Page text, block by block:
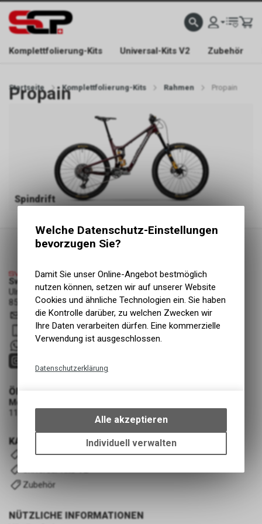
ERREICHBAR NUR WÄHREND DER ÖFFNUNGSZEITEN. GRATIS VERSAND AB
Komplettfolierung-Kits Universal-Kits V2 Zubehör
Startseite Komplettfolierung-Kits Rahmen Propain
Propain
Spindrift
Swiss Cycle Protection - Fabian Löhrer
Ulmenstrasse 3a
8500 Frauenfeld
info@ swisscycleprotection.ch
079 552 85 00
+41 79 5528500
KATEGORIEN
Komplettfolierung-Kits
Zubehör
NÜTZLICHE INFORMATIONEN
ÖFFNUNGSZEITEN
Montag - Mittwoch
11:00 - 19:00 Uhr (nach Vereinbarung)
Welche Datenschutz-Einstellungen
bevorzugen Sie?
Damit Sie unser Online-Angebot bestmöglich
nutzen können, setzen wir auf unserer Website
Cookies und ähnliche Technologien ein. Sie haben
die Kontrolle darüber, zu welchen Zwecken wir
Ihre Daten verarbeiten dürfen. Eine kommerzielle
Verwendung ist ausgeschlossen.
Datenschutzerklärung
bestimmte Interaktionen und
Einstellungen auf Ihrem Gerät,
um die grundlegenden
Funktionen unseres Online-
keinerlei Rückschlüsse auf Ihre
Alle akzeptieren
Individuell verwalten